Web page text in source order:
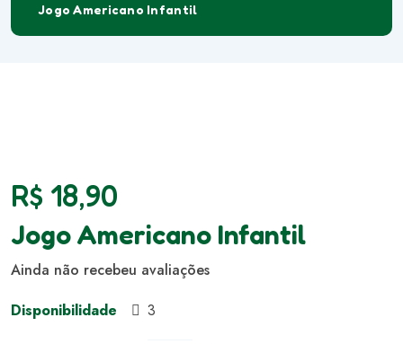
Jogo Americano Infantil
R$ 18,90
Jogo Americano Infantil
Ainda não recebeu avaliações
Disponibilidade
3